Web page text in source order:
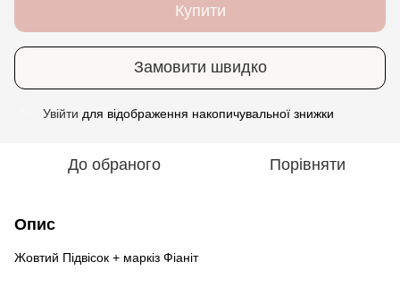
Купити
Замовити швидко
Увійти для відображення накопичувальної знижки
До обраного Порівняти
Опис
Жовтий Підвісок + маркіз Фіаніт